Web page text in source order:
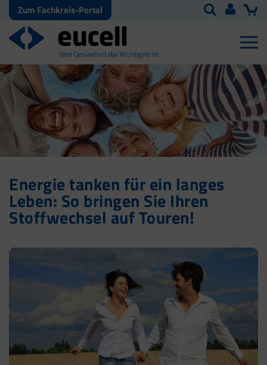
Zum Fachkreis-Portal
Energie tanken für ein langes
Leben: So bringen Sie Ihren
Stoffwechsel auf Touren!